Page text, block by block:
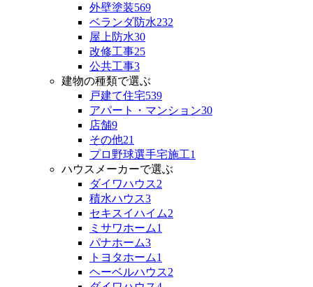
外壁塗装569
ベランダ防水232
屋上防水30
改修工事25
公共工事3
建物の種類で選ぶ
戸建て住宅539
アパート・マンション30
店舗9
その他21
プロ野球選手宅施工1
ハウスメーカーで選ぶ
ダイワハウス2
積水ハウス3
セキスイハイム2
ミサワホーム1
パナホーム3
トヨタホーム1
ヘーベルハウス2